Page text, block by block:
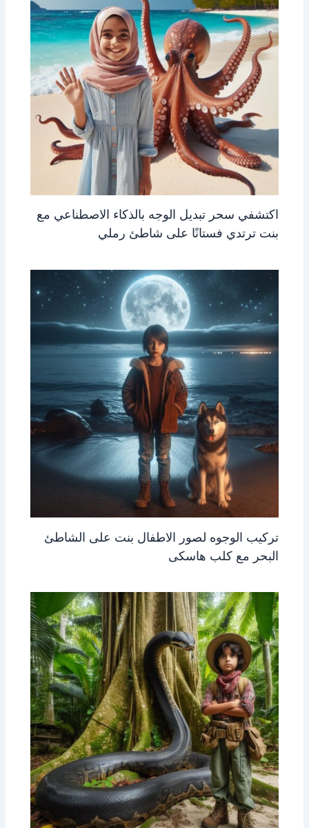
اكتشفي سحر تبديل الوجه بالذكاء الاصطناعي مع
بنت ترتدي فستانًا على شاطئ رملي
تركيب الوجوه لصور الاطفال بنت على الشاطئ
البحر مع كلب هاسكى